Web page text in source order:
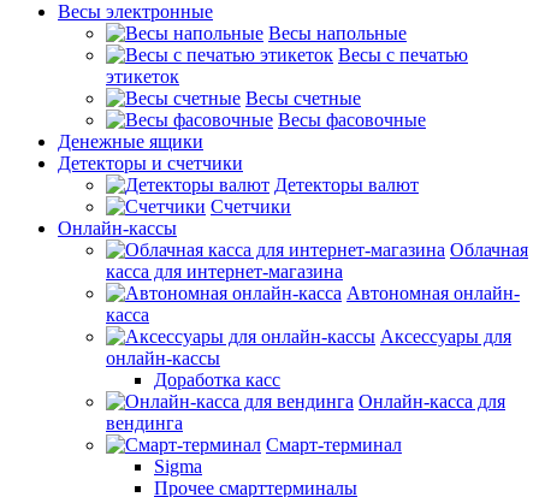
Весы электронные
Весы напольные
Весы с печатью
этикеток
Весы счетные
Весы фасовочные
Денежные ящики
Детекторы и счетчики
Детекторы валют
Счетчики
Онлайн-кассы
Облачная
касса для интернет-магазина
Автономная онлайн-
касса
Аксессуары для
онлайн-кассы
Доработка касс
Онлайн-касса для
вендинга
Смарт-терминал
Sigma
Прочее смарттерминалы